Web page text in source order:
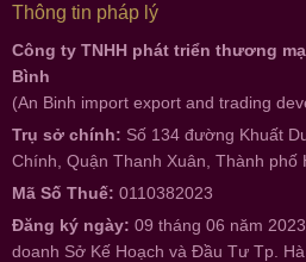
Thông tin pháp lý
Công ty TNHH phát triển thương
Bình
(An Binh import export and trading
Trụ sở chính: Số 134 đường Khuất
Chính, Quận Thanh Xuân, Thành phố
Mã Số Thuế: 0110382023
Đăng ký ngày: 09 tháng 06 năm
doanh Sở Kế Hoạch và Đầu Tư Tp.